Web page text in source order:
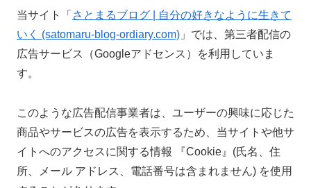
当サイト「 さとまるブログ | 自分の好きなように生きて
いく (satomaru-blog-ordiary.com) 」では、第三者配信の
広告サービス（Googleアドセンス）を利用していま
す。
このような広告配信事業者は、ユーザーの興味に応じた
商品やサービスの広告を表示するため、当サイトや他サ
イトへのアクセスに関する情報 『Cookie』(氏名、住
所、メール アドレス、電話番号は含まれません) を使用